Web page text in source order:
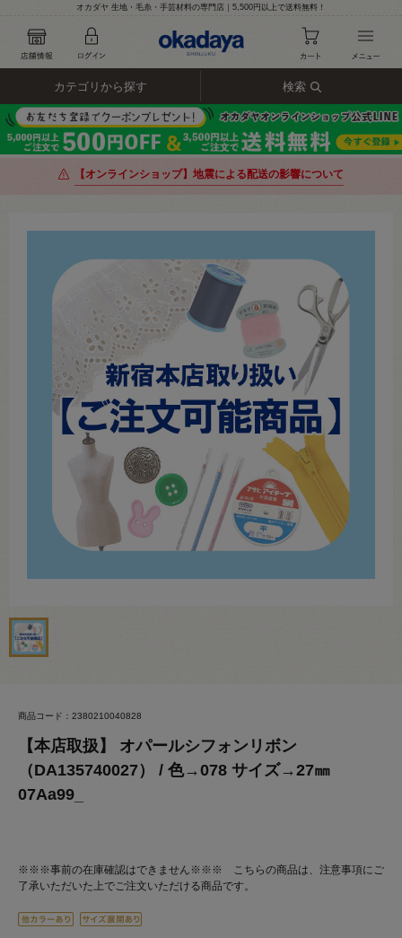
オカダヤ 生地・毛糸・手芸材料の専門店｜5,500円以上で送料無料！
カテゴリから探す 検索
【オンラインショップ】地震による配送の影響について
商品コード：2380210040828
【本店取扱】 オパールシフォンリボン
（DA135740027） / 色→078 サイズ→27㎜
07Aa99_
※※※事前の在庫確認はできません※※※ こちらの商品は、注意事項にご
了承いただいた上でご注文いただける商品です。